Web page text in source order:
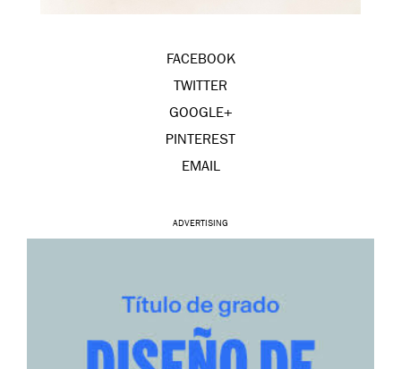
FACEBOOK
TWITTER
GOOGLE+
PINTEREST
EMAIL
ADVERTISING